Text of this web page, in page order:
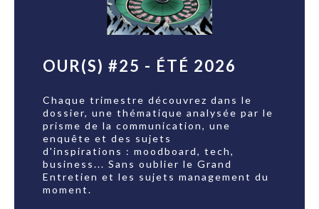
OUR(S) #25 - ÉTÉ 2026
Chaque trimestre découvrez dans le
dossier, une thématique analysée par le
prisme de la communication, une
enquête et des sujets
d'inspirations : moodboard, tech,
business... Sans oublier le Grand
Entretien et les sujets management du
moment.